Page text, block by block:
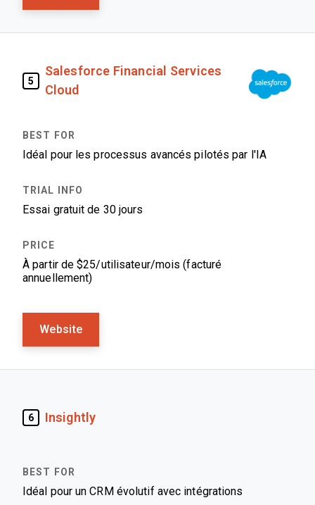
5
Salesforce Financial Services
Cloud
Idéal pour les processus avancés pilotés par l'IA
Essai gratuit de 30 jours
À partir de $25/utilisateur/mois (facturé
annuellement)
Website
6 Insightly
Idéal pour un CRM évolutif avec intégrations